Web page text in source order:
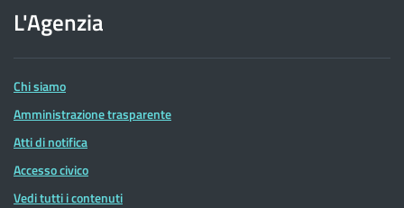
dell'Agenzia
delle
Entrate
L'Agenzia
Chi siamo
Amministrazione trasparente
Atti di notifica
Accesso civico
Vedi tutti i contenuti